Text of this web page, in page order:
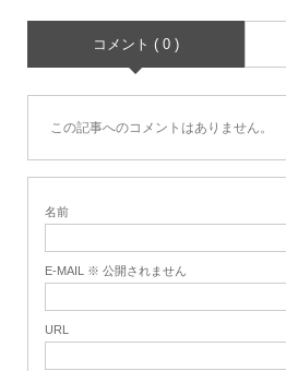
コメント ( 0 )
この記事へのコメントはありません。
名前
E-MAIL ※ 公開されません
URL